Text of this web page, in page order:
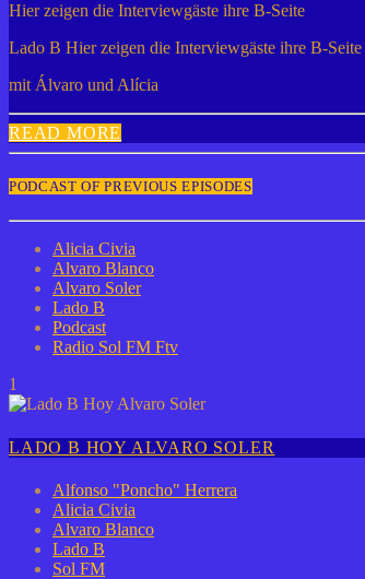
Hier zeigen die Interviewgäste ihre B-Seite
Lado B Hier zeigen die Interviewgäste ihre B-Seite
mit Álvaro und Alícia
READ MORE
PODCAST OF PREVIOUS EPISODES
Alicia Civia
Alvaro Blanco
Alvaro Soler
Lado B
Podcast
Radio Sol FM Ftv
1
LADO B HOY ALVARO SOLER
Alfonso "Poncho" Herrera
Alicia Civia
Alvaro Blanco
Lado B
Sol FM